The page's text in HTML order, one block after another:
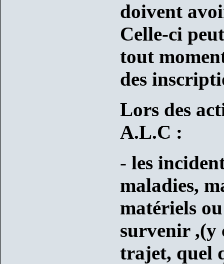
doivent
Celle-ci
tout
des
Lors des
A.L.C :
- les
maladies,
matériels
survenir ,(y
trajet, quel